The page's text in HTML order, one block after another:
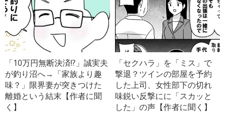
「10万円無断決済!?」誠実夫
が釣り沼へ→「家族より趣
味？」限界妻が突きつけた
離婚という結末【作者に聞
く】
「セクハラ」を「ミス」で
撃退？ツインの部屋を予約
した上司、女性部下の切れ
味鋭い反撃にに「スカッと
した」の声【作者に聞く】